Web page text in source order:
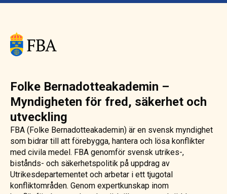
Folke Bernadotteakademin –
Myndigheten för fred, säkerhet och
utveckling
FBA (Folke Bernadotteakademin) är en svensk myndighet
som bidrar till att förebygga, hantera och lösa konflikter
med civila medel. FBA genomför svensk utrikes-,
bistånds- och säkerhetspolitik på uppdrag av
Utrikesdepartementet och arbetar i ett tjugotal
konfliktområden. Genom expertkunskap inom